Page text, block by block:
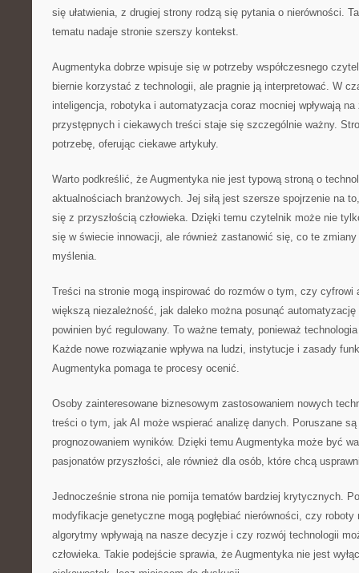
się ułatwienia, z drugiej strony rodzą się pytania o nierówności.
tematu nadaje stronie szerszy kontekst.
Augmentyka dobrze wpisuje się w potrzeby współczesnego
biernie korzystać z technologii, ale pragnie ją interpretować. W
inteligencja, robotyka i automatyzacja coraz mocniej wpływają
przystępnych i ciekawych treści staje się szczególnie ważny.
potrzebę, oferując ciekawe artykuły.
Warto podkreślić, że Augmentyka nie jest typową stroną o
aktualnościach branżowych. Jej siłą jest szersze spojrzenie na
się z przyszłością człowieka. Dzięki temu czytelnik może nie
się w świecie innowacji, ale również zastanowić się, co te
myślenia.
Treści na stronie mogą inspirować do rozmów o tym, czy cyfrowi
większą niezależność, jak daleko można posunąć
powinien być regulowany. To ważne tematy, ponieważ
Każde nowe rozwiązanie wpływa na ludzi, instytucje i zasady
Augmentyka pomaga te procesy ocenić.
Osoby zainteresowane biznesowym zastosowaniem nowych
treści o tym, jak AI może wspierać analizę danych. Poruszane
prognozowaniem wyników. Dzięki temu Augmentyka może być
pasjonatów przyszłości, ale również dla osób, które chcą
Jednocześnie strona nie pomija tematów bardziej krytycznych.
modyfikacje genetyczne mogą pogłębiać nierówności, czy
algorytmy wpływają na nasze decyzje i czy rozwój technologii
człowieka. Takie podejście sprawia, że Augmentyka nie jest